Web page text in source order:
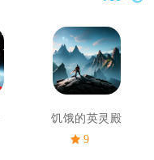
饥饿的英灵殿
9